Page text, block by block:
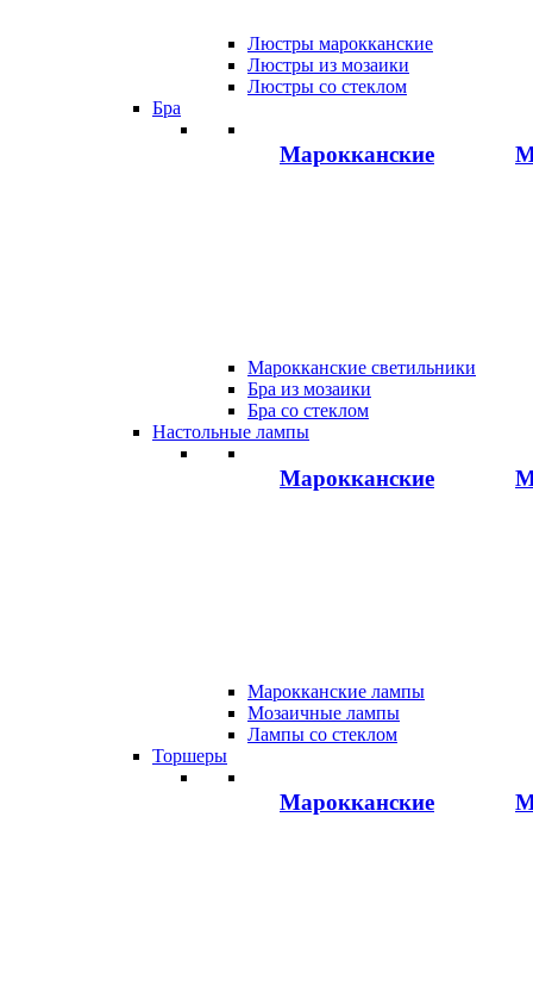
Люстры марокканские
Люстры из мозаики
Люстры со стеклом
Бра
Марокканские
Марокканские светильники
Бра из мозаики
Бра со стеклом
Настольные лампы
Марокканские
Марокканские лампы
Мозаичные лампы
Лампы со стеклом
Торшеры
Марокканские